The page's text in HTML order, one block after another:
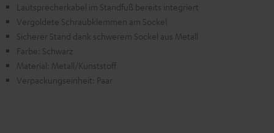
Lautsprecherkabel im Standfuß bereits integriert
Vergoldete Schraubklemmen am Sockel
Sicherer Stand dank schwerem Sockel aus Metall
Farbe: Schwarz
Material: Metall/Kunststoff
Verpackungseinheit: Paar